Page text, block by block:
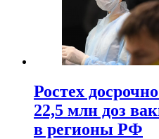
Ростех
22,5 млн доз
в регионы РФ